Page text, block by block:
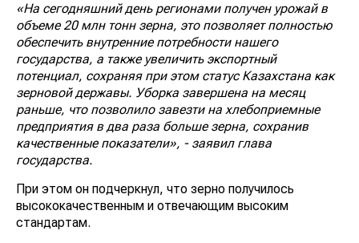
«На сегодняшний день регионами получен урожай в
объеме 20 млн тонн зерна, это позволяет полностью
обеспечить внутренние потребности нашего
государства, а также увеличить экспортный
потенциал, сохраняя при этом статус Казахстана как
зерновой державы. Уборка завершена на месяц
раньше, что позволило завезти на хлебоприемные
предприятия в два раза больше зерна, сохранив
качественные показатели», - заявил глава
государства.
При этом он подчеркнул, что зерно получилось
высококачественным и отвечающим высоким
стандартам.